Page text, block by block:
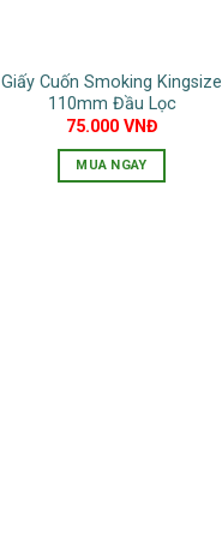
Giấy Cuốn Smoking Kingsize
110mm Đầu Lọc
75.000 VNĐ
MUA NGAY